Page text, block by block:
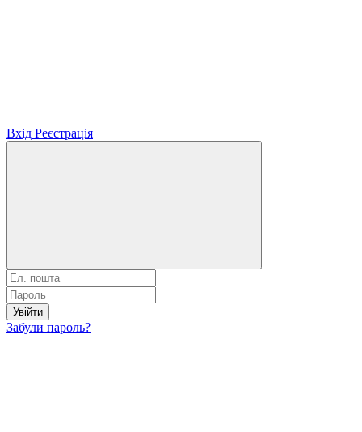
Вхід Реєстрація
Увійти
Забули пароль?